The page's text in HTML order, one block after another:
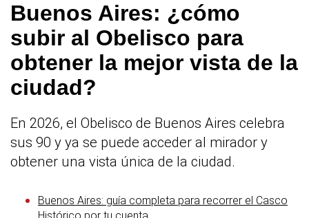
Buenos Aires: ¿cómo
subir al Obelisco para
obtener la mejor vista de la
ciudad?
En 2026, el Obelisco de Buenos Aires celebra
sus 90 y ya se puede acceder al mirador y
obtener una vista única de la ciudad.
Buenos Aires: guía completa para recorrer el Casco